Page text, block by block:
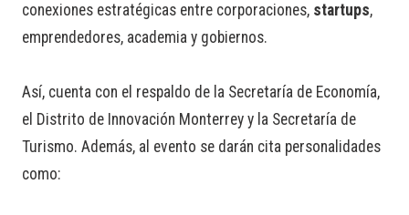
conexiones estratégicas entre corporaciones, startups,
emprendedores, academia y gobiernos.
Así, cuenta con el respaldo de la Secretaría de Economía,
el Distrito de Innovación Monterrey y la Secretaría de
Turismo. Además, al evento se darán cita personalidades
como: